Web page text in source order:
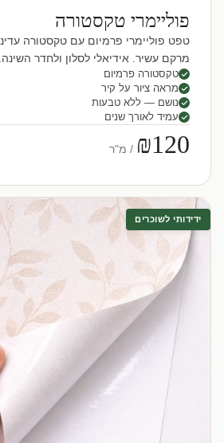
פוליימרי טקסטורה
טפט פוליימרי פרמיום עם טקסטורה
מרקם עשיר. אידיאלי לסלון ולחדר השינה.
טקסטורה פרמיום
מראה ציור על קיר
נושם — ללא טבעות
עמיד לאורך שנים
₪120 / מ"ר
ידידותי לשוכרים